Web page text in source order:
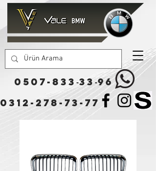
0507-833 -33-96
0312-278-73-77